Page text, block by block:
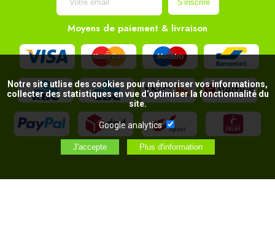
Moyens de paiement & livraison
Notre site utlise des cookies pour mémoriser vos informations,
collecter des statistiques en vue d’optimiser la fonctionnalité du
site.
Google analytics